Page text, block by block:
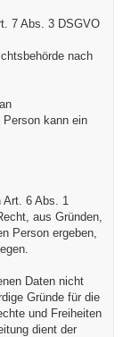
7 Abs. 3 DSGVO
nach
kann ein
Art. 6 Abs. 1
aus Gründen,
Person ergeben,
Daten nicht
Gründe für die
und Freiheiten
dient der